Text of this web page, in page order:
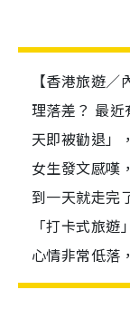
【香港旅遊
理落差？ 最
天即被勸退」
女生發文感嘆
到一天就走完
「打卡式旅
心情非常低落